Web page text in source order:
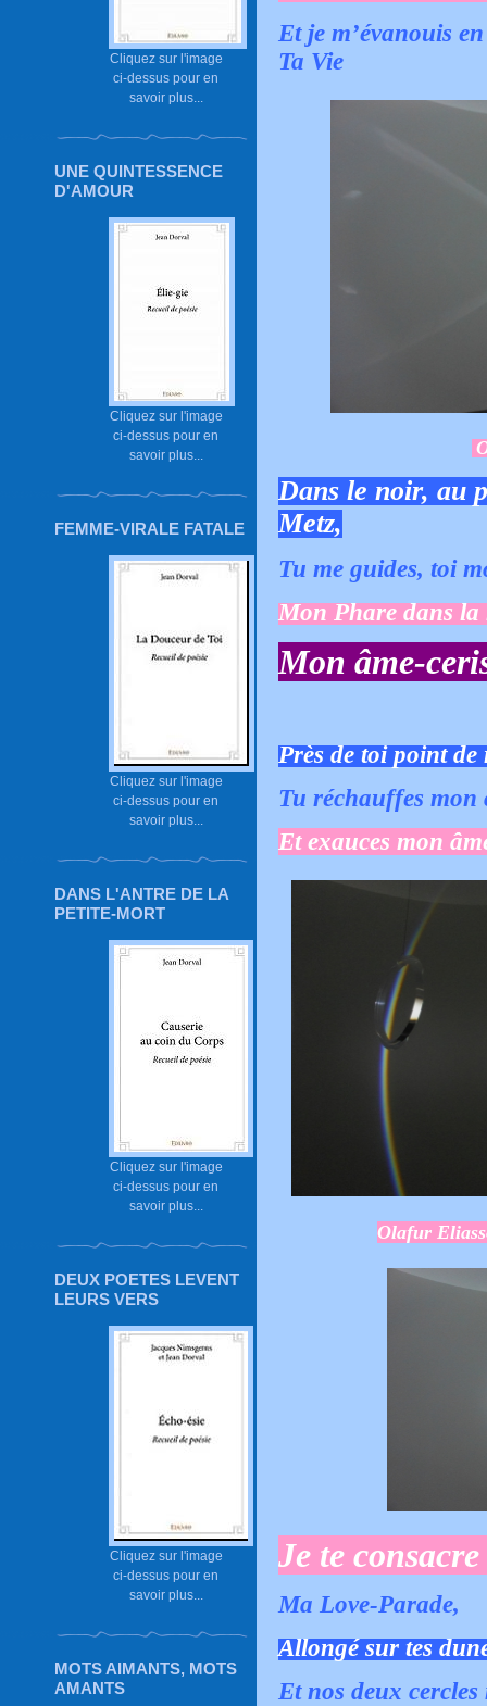
Cliquez sur l'image
ci-dessus pour en
savoir plus...
UNE QUINTESSENCE
D'AMOUR
Cliquez sur l'image
ci-dessus pour en
savoir plus...
FEMME-VIRALE FATALE
Cliquez sur l'image
ci-dessus pour en
savoir plus...
DANS L'ANTRE DE LA
PETITE-MORT
Cliquez sur l'image
ci-dessus pour en
savoir plus...
DEUX POETES LEVENT
LEURS VERS
Cliquez sur l'image
ci-dessus pour en
savoir plus...
MOTS AIMANTS, MOTS
AMANTS
Et je m’évanouis
Ta Vie
Dans le noir, au
Metz,
Tu me guides, toi
Mon Phare dans la
Mon âme-
Près de toi point de
Tu réchauffes
Et exauces mon
Olafur
Je te
Ma Love-Parade,
Allongé sur tes
Et nos deux